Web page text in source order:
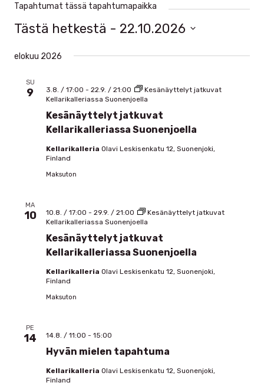
Tapahtumat tässä tapahtumapaikka
Tästä hetkestä - 22.10.2026
päivä.
elokuu 2026
SU
9
Kesänäyttelyt jatkuvat
Kellarikalleriassa Suonenjoella
3.8. / 17:00 - 22.9. / 21:00
Kesänäyttelyt jatkuvat
Kellarikalleriassa Suonenjoella
Kellarikalleria Olavi Leskisenkatu 12, Suonenjoki,
Finland
Maksuton
MA
10
Kesänäyttelyt jatkuvat
Kellarikalleriassa Suonenjoella
10.8. / 17:00 - 29.9. / 21:00
Kesänäyttelyt jatkuvat
Kellarikalleriassa Suonenjoella
Kellarikalleria Olavi Leskisenkatu 12, Suonenjoki,
Finland
Maksuton
PE
14
Hyvän mielen tapahtuma
14.8. / 11:00 - 15:00
Kellarikalleria Olavi Leskisenkatu 12, Suonenjoki,
Finland